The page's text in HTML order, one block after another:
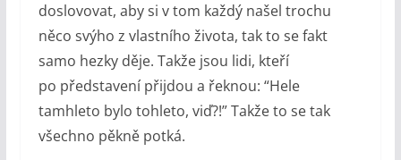
doslovovat, aby si v tom každý našel trochu
něco svýho z vlastního života, tak to se fakt
samo hezky děje. Takže jsou lidi, kteří
po představení přijdou a řeknou: “Hele
tamhleto bylo tohleto, viď?!” Takže to se tak
všechno pěkně potká.